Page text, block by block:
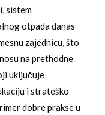
sistem
otpada danas
zajednicu, što
na prethodne
uključuje
i strateško
dobre prakse u